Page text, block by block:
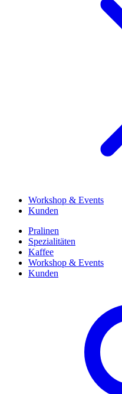
Workshop & Events
Kunden
Pralinen
Spezialitäten
Kaffee
Workshop & Events
Kunden